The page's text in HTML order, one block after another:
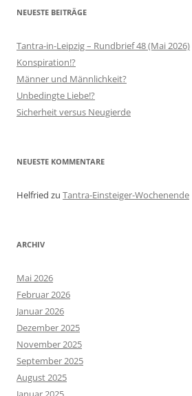
NEUESTE BEITRÄGE
Tantra-in-Leipzig – Rundbrief 48 (Mai 2026)
Konspiration!?
Männer und Männlichkeit?
Unbedingte Liebe!?
Sicherheit versus Neugierde
NEUESTE KOMMENTARE
Helfried zu Tantra-Einsteiger-Wochenende
ARCHIV
Mai 2026
Februar 2026
Januar 2026
Dezember 2025
November 2025
September 2025
August 2025